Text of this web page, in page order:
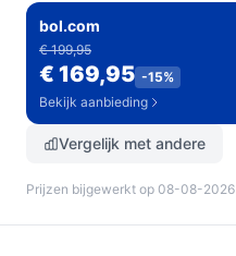
bol.com
€ 199,95
€ 169,95 -15%
Bekijk aanbieding
Vergelijk met andere
Prijzen bijgewerkt op 08-08-2026